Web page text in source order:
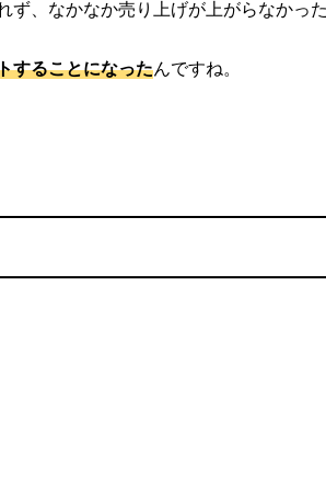
ず、なかなか売り上げが上がらなかっ
することになったんですね。